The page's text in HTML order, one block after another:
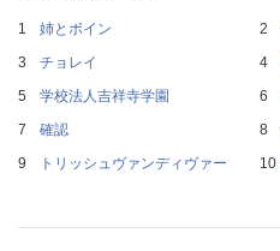
姉とボイン
チョレイ
学校法人吉祥寺学園
確認
トリッシュヴァンディヴァー